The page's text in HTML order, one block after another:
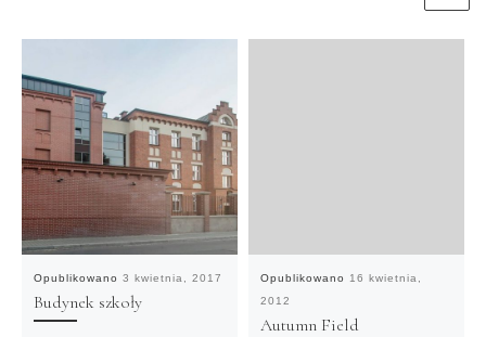
Opublikowano 3 kwietnia, 2017
Budynek szkoły
Opublikowano 16 kwietnia,
2012
Autumn Field